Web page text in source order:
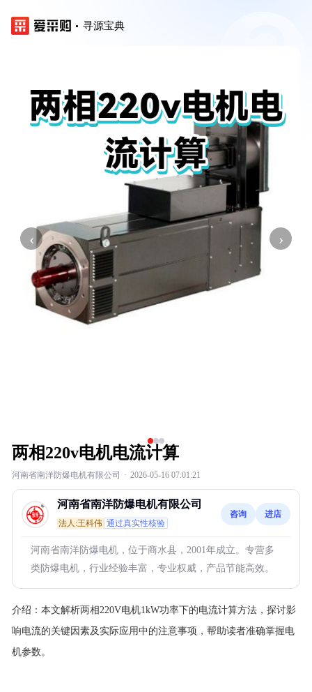
寻源宝典
‹ ›
两相220v电机电流计算
河南省南洋防爆电机有限公司 · 2026-05-16 07:01:21
河南省南洋防爆电机有限公司
法人:王科伟 通过真实性核验
咨询 进店
河南省南洋防爆电机，位于商水县，2001年成立。专营多
类防爆电机，行业经验丰富，专业权威，产品节能高效。
介绍： 本文解析两相220V电机1kW功率下的电流计算方法，探讨影
响电流的关键因素及实际应用中的注意事项，帮助读者准确掌握电
机参数。